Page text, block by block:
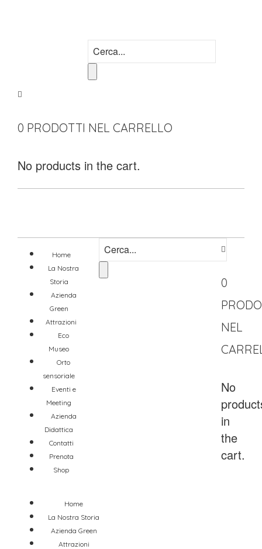
0 PRODOTTI NEL CARRELLO
No products in the cart.
Home
La Nostra
Storia
Azienda
Green
Attrazioni
Eco
Museo
Orto
sensoriale
Eventi e
Meeting
Azienda
Didattica
Contatti
Prenota
Shop
0
NEL
No
in
the
cart.
Home
La Nostra Storia
Azienda Green
Attrazioni